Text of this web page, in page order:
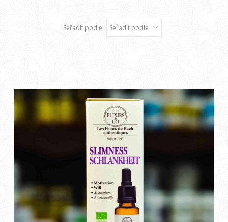
Seřadit podle Seřadit podle